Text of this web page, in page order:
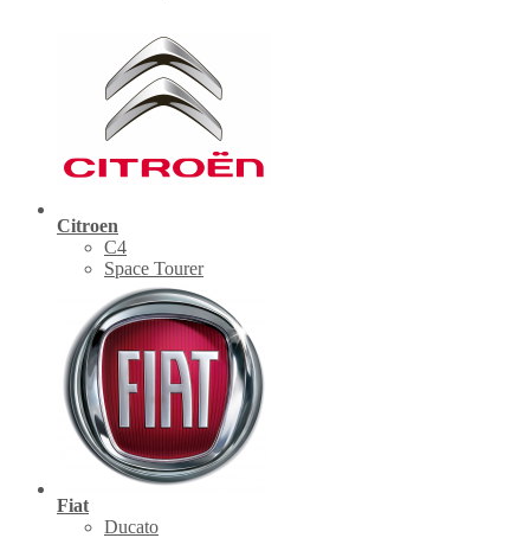
Citroen
C4
Space Tourer
Fiat
Ducato